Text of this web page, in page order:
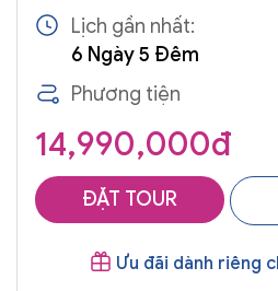
Lịch gần nhất:
6 Ngày 5 Đêm
Phương tiện
14,990,000đ
ĐẶT TOUR
Ưu đãi dành riêng